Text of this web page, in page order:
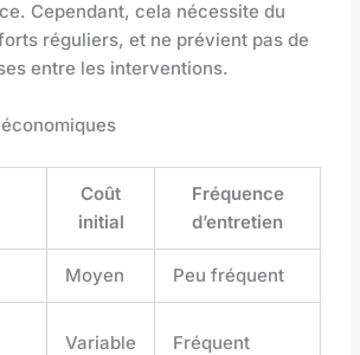
Cependant, cela nécessite du
réguliers, et ne prévient pas de
entre les interventions.
Coût
initial
Fréquence
d’entretien
Moyen Peu fréquent
Variable Fréquent